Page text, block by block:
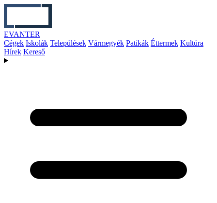
EVANTER
Cégek Iskolák Települések Vármegyék Patikák Éttermek Kultúra
Hírek Kereső